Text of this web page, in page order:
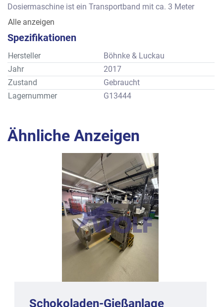
Dosiermaschine ist ein Transportband mit ca. 3 Meter
Länge mit aufgebauter Formen-Anwärmstation positioniert.
positioniert, vermutlich mit pneumatischen
Vibrationsmotoren von der Seite.
Alle anzeigen
Spezifikationen
Hersteller
Böhnke & Luckau
Jahr
2017
Zustand
Gebraucht
Lagernummer
G13444
Ähnliche Anzeigen
Schokoladen-Gießanlage